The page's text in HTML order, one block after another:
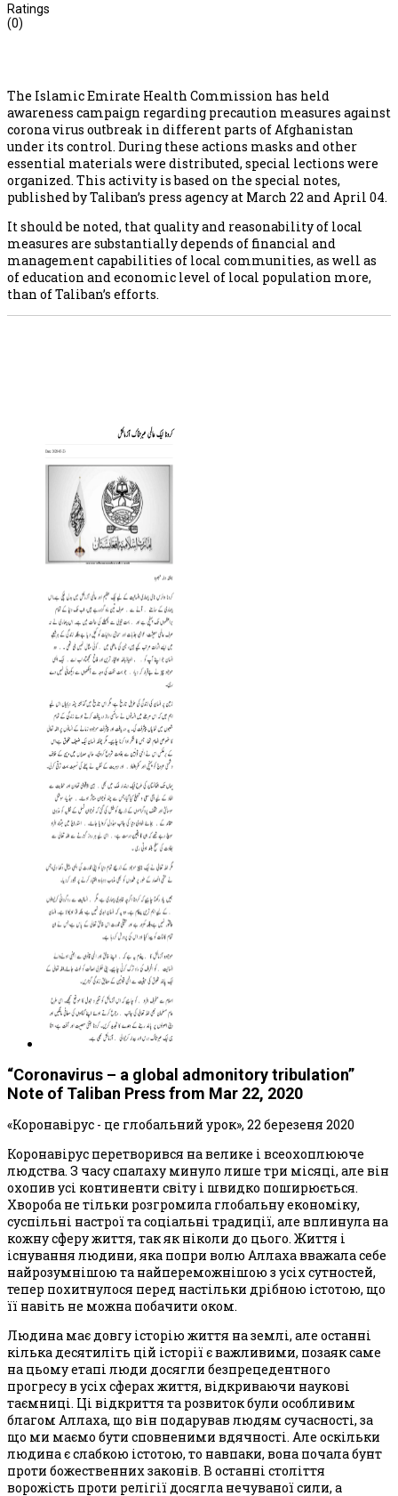
Ratings
(0)
The Islamic Emirate Health Commission has held
awareness campaign regarding precaution measures against
corona virus outbreak in different parts of Afghanistan
under its control. During these actions masks and other
essential materials were distributed, special lections were
organized. This activity is based on the special notes,
published by Taliban’s press agency at March 22 and April 04.
It should be noted, that quality and reasonability of local
measures are substantially depends of financial and
management capabilities of local communities, as well as
of education and economic level of local population more,
than of Taliban’s efforts.
“Coronavirus – a global admonitory tribulation”
Note of Taliban Press from Mar 22, 2020
«Коронавірус - це глобальний урок», 22 березеня 2020
Коронавірус перетворився на велике і всеохоплююче
людства. З часу спалаху минуло лише три місяці, але він
охопив усі континенти світу і швидко поширюється.
Хвороба не тільки розгромила глобальну економіку,
суспільні настрої та соціальні традиції, але вплинула на
кожну сферу життя, так як ніколи до цього. Життя і
існування людини, яка попри волю Аллаха вважала себе
найрозумнішою та найпереможнішою з усіх сутностей,
тепер похитнулося перед настільки дрібною істотою, що
її навіть не можна побачити оком.
Людина має довгу історію життя на землі, але останні
кілька десятиліть цій історії є важливими, позаяк саме
на цьому етапі люди досягли безпрецедентного
прогресу в усіх сферах життя, відкриваючи наукові
таємниці. Ці відкриття та розвиток були особливим
благом Аллаха, що він подарував людям сучасності, за
що ми маємо бути сповненими вдячності. Але оскільки
людина є слабкою істотою, то навпаки, вона почала бунт
проти божественних законів. В останні століття
ворожість проти релігії досягла нечуваної сили, а